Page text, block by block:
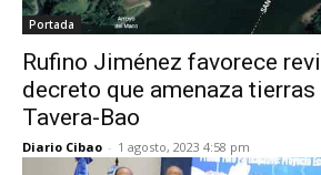
Portada
Rufino Jiménez favorece
decreto que amenaza
Tavera-Bao
Diario Cibao - 1 agosto, 2023 4:58 pm